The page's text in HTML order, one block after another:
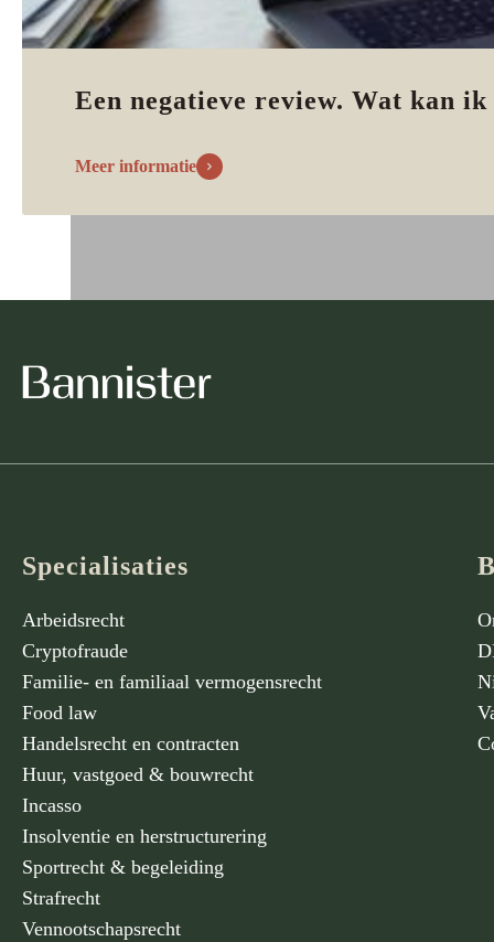
Een negatieve review. Wat kan
Meer informatie
Specialisaties
Arbeidsrecht
Cryptofraude
Familie- en familiaal vermogensrecht
Food law
Handelsrecht en contracten
Huur, vastgoed & bouwrecht
Incasso
Insolventie en herstructurering
Sportrecht & begeleiding
Strafrecht
Vennootschapsrecht